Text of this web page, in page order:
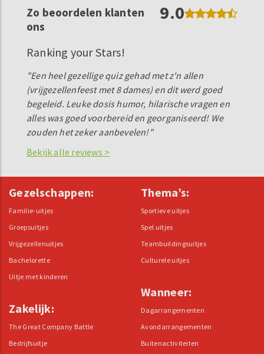
Zo beoordelen klanten
ons
9.0
Ranking your Stars!
"Een heel gezellige quiz gehad met z'n allen
(vrijgezellenfeest met 8 dames) en dit werd goed
begeleid. Leuke dosis humor, hilarische vragen en
alles was goed voorbereid en georganiseerd! We
zouden het zeker aanbevelen!"
Bekijk alle reviews >
Gezelschappen:
Familie-uitjes
Groepsuitjes
Vrijgezellenuitjes
Bachelorette
Uitje met kinderen
Zakelijk:
The Great Company Battle
Bedrijfsuitje
Thema’s:
Sportieve uitjes
Spel uitjes
Teambuildingsuitjes
Culturele uitjes
Wanneer:
Dagarrangementen
Avondarrangementen
Buitenactiviteiten